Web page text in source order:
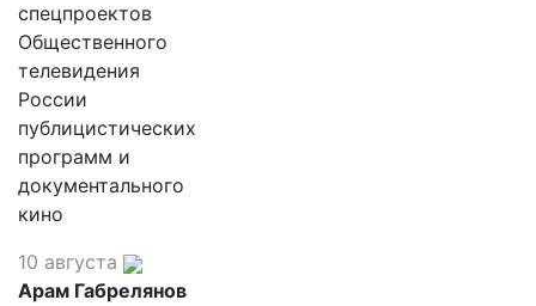
спецпроектов
Общественного
телевидения
России
публицистических
программ и
документального
кино
10 августа
Арам Габрелянов